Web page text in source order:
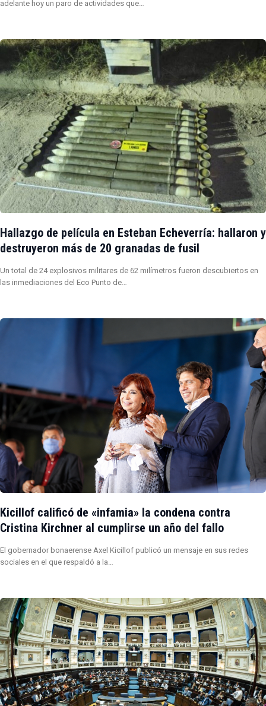
adelante hoy un paro de actividades que…
Hallazgo de película en Esteban Echeverría: hallaron y
destruyeron más de 20 granadas de fusil
Un total de 24 explosivos militares de 62 milímetros fueron descubiertos en
las inmediaciones del Eco Punto de…
Kicillof calificó de «infamia» la condena contra
Cristina Kirchner al cumplirse un año del fallo
El gobernador bonaerense Axel Kicillof publicó un mensaje en sus redes
sociales en el que respaldó a la…